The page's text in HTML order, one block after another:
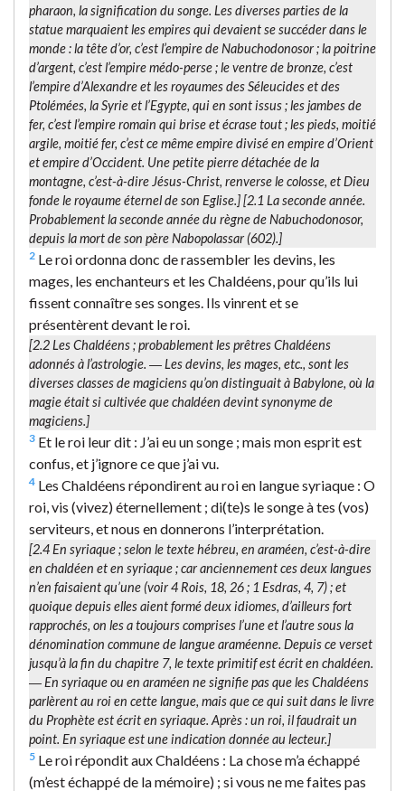
pharaon, la signification du songe. Les diverses parties de la
statue marquaient les empires qui devaient se succéder dans le
monde : la tête d’or, c’est l’empire de Nabuchodonosor ; la poitrine
d’argent, c’est l’empire médo-perse ; le ventre de bronze, c’est
l’empire d’Alexandre et les royaumes des Séleucides et des
Ptolémées, la Syrie et l’Egypte, qui en sont issus ; les jambes de
fer, c’est l’empire romain qui brise et écrase tout ; les pieds, moitié
argile, moitié fer, c’est ce même empire divisé en empire d’Orient
et empire d’Occident. Une petite pierre détachée de la
montagne, c’est-à-dire Jésus-Christ, renverse le colosse, et Dieu
fonde le royaume éternel de son Eglise.] [2.1 La seconde année.
Probablement la seconde année du règne de Nabuchodonosor,
depuis la mort de son père Nabopolassar (602).]
2 Le roi ordonna donc de rassembler les devins, les
mages, les enchanteurs et les Chaldéens, pour qu’ils lui
fissent connaître ses songes. Ils vinrent et se
présentèrent devant le roi.
[2.2Les Chaldéens; probablement les prêtres Chaldéens
adonnés à l’astrologie. ―Les devins, les mages, etc., sont les
diverses classes de magiciens qu’on distinguait à Babylone, où la
magie était si cultivée que chaldéen devint synonyme de
magiciens.]
3 Et le roi leur dit : J’ai eu un songe ; mais mon esprit est
confus, et j’ignore ce que j’ai vu.
4 Les Chaldéens répondirent au roi en langue syriaque : O
roi, vis (vivez) éternellement ; di(te)s le songe à tes (vos)
serviteurs, et nous en donnerons l’interprétation.
[2.4En syriaque; selon le texte hébreu, en araméen, c’est-à-dire
en chaldéen et en syriaque ; car anciennement ces deux langues
n’en faisaient qu’une (voir 4 Rois, 18, 26 ; 1 Esdras, 4, 7) ; et
quoique depuis elles aient formé deux idiomes, d’ailleurs fort
rapprochés, on les a toujours comprises l’une et l’autre sous la
dénomination commune delangue araméenne. Depuis ce verset
jusqu’à la fin du chapitre 7, le texte primitif est écrit en chaldéen.
―En syriaqueou en araméen ne signifie pas que les Chaldéens
parlèrent au roi en cette langue, mais que ce qui suit dans le livre
du Prophète est écrit en syriaque. Après :un roi, il faudrait un
point. En syriaqueest une indication donnée au lecteur.]
5 Le roi répondit aux Chaldéens : La chose m’a échappé
(m’est échappé de la mémoire) ; si vous ne me faites pas